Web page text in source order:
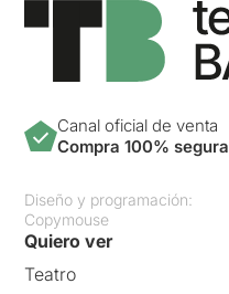
Canal oficial de venta
Compra 100% segura
Diseño y programación:
Copymouse
Quiero ver
Teatro